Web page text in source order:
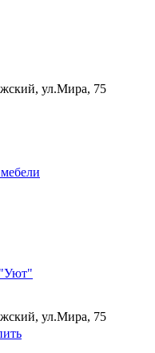
ул.Мира, 75
ул.Мира, 75